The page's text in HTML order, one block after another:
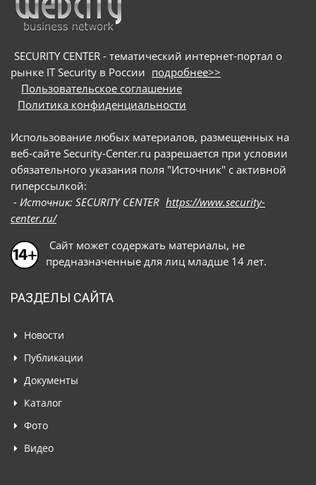
SECURITY CENTER - тематический интернет-портал о
рынке IT Security в России подробнее>>
Пользовательское соглашение
Политика конфиденциальности
Использование любых материалов, размещенных на
веб-сайте Security-Center.ru разрешается при условии
обязательного указания поля "Источник" с активной
гиперссылкой:
- Источник: SECURITY CENTER https://www.security-
center.ru/
Сайт может содержать материалы, не
предназначенные для лиц младше 14 лет.
РАЗДЕЛЫ САЙТА
Новости
Публикации
Документы
Каталог
Фото
Видео